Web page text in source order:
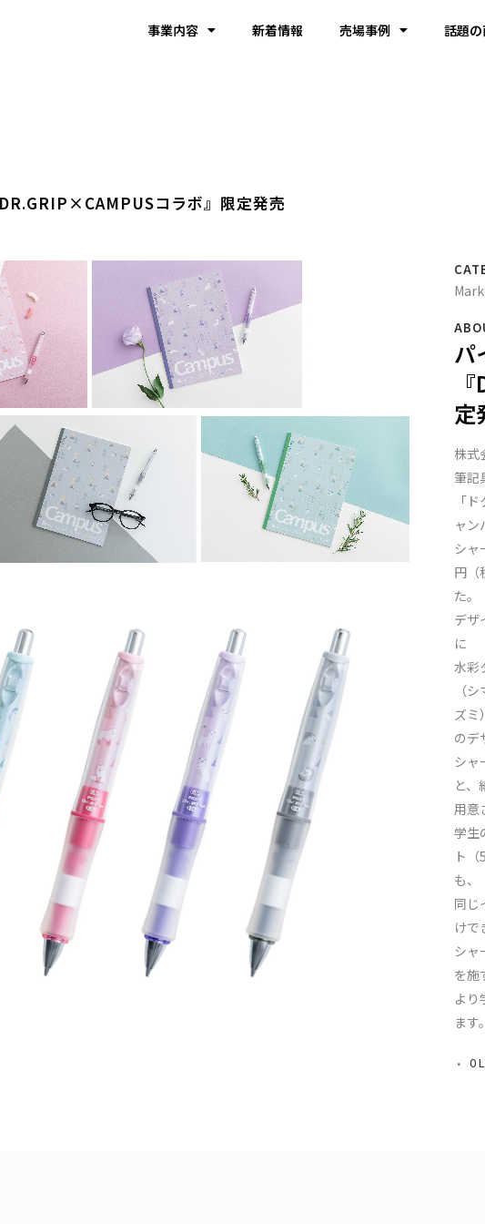
事業内容 新着情報 売場事例 話題
コラボ』限定発売
パ
定
株式
筆記
「
ャン
シャ
円（
た。
デザ
に
水彩
（
ズミ）
のデ
シャ
と
用意
学生
ト
も、
同じ
けで
シャ
を施
より
ます。
0